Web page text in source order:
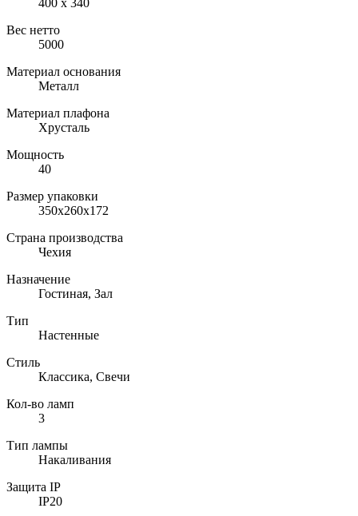
Вес нетто
5000
Материал основания
Металл
Материал плафона
Хрусталь
Мощность
40
Размер упаковки
350x260x172
Страна производства
Чехия
Назначение
Гостиная, Зал
Тип
Настенные
Стиль
Классика, Свечи
Кол-во ламп
3
Тип лампы
Накаливания
Защита IP
IP20